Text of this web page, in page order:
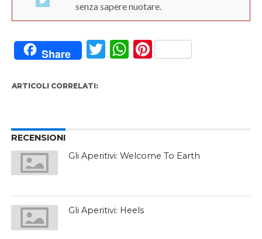
senza sapere nuotare.
Share Twitter
WhatsApp
Pinterest
ARTICOLI CORRELATI:
RECENSIONI
Gli Aperitivi: Welcome To Earth
Gli Aperitivi: Heels